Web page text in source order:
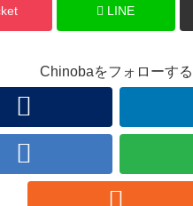
LINE
Chinobaをフォローする